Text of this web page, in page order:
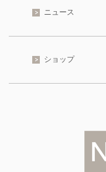
ニュース
ショップ